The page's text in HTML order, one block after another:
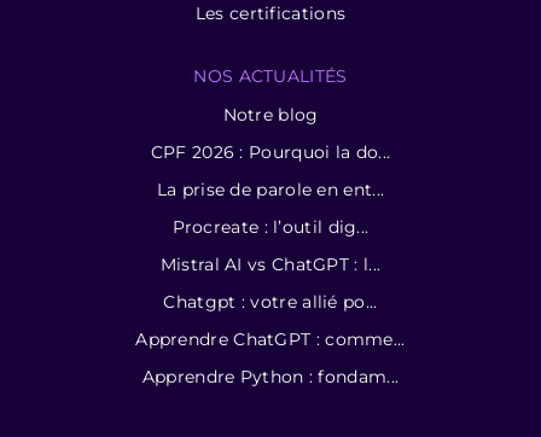
Les certifications
NOS ACTUALITÉS
Notre blog
CPF 2026 : Pourquoi la do...
La prise de parole en ent...
Procreate : l’outil dig...
Mistral AI vs ChatGPT : l...
Chatgpt : votre allié po...
Apprendre ChatGPT : comme...
Apprendre Python : fondam...